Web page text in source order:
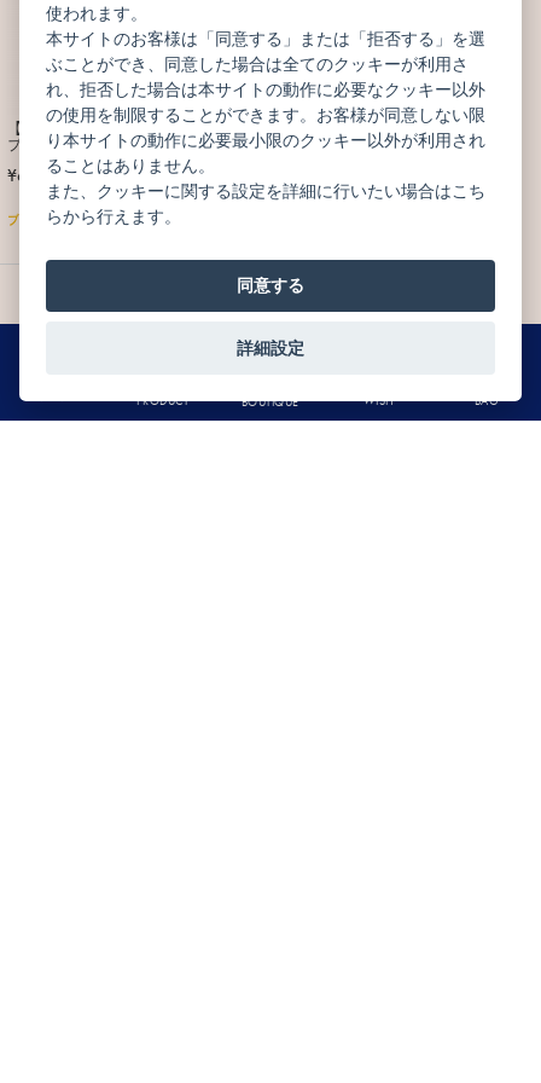
PRODUCT BOUTIQUE WISH BAG
【ジェイアール京都伊勢丹店限定】キ
ブネ アントルメ
¥6,912 (税込)
ブティック販売のみ
CATEGORY
使われます。
本サイトのお客様は「同意する」または「拒否する」を選
ぶことができ、同意した場合は全てのクッキーが利用さ
れ、拒否した場合は本サイトの動作に必要なクッキー以外
の使用を制限することができます。お客様が同意しない限
り本サイトの動作に必要最小限のクッキー以外が利用され
ることはありません。
また、クッキーに関する設定を詳細に行いたい場合はこち
らから行えます。
同意する
詳細設定